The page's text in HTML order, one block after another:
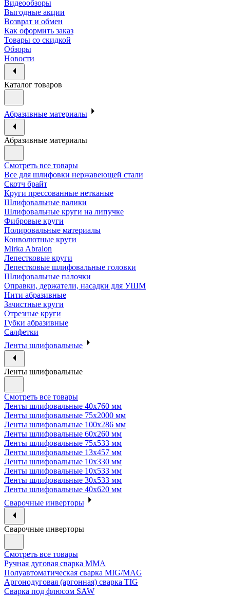
Видеообзоры
Выгодные акции
Возврат и обмен
Как оформить заказ
Товары со скидкой
Обзоры
Новости
Каталог товаров
Абразивные материалы
Абразивные материалы
Смотреть все товары
Все для шлифовки нержавеющей стали
Скотч брайт
Круги прессованные нетканые
Шлифовальные валики
Шлифовальные круги на липучке
Фибровые круги
Полировальные материалы
Конволютные круги
Mirka Abralon
Лепестковые круги
Лепестковые шлифовальные головки
Шлифовальные палочки
Оправки, держатели, насадки для УШМ
Нити абразивные
Зачистные круги
Отрезные круги
Губки абразивные
Салфетки
Ленты шлифовальные
Ленты шлифовальные
Смотреть все товары
Ленты шлифовальные 40х760 мм
Ленты шлифовальные 75х2000 мм
Ленты шлифовальные 100х286 мм
Ленты шлифовальные 60х260 мм
Ленты шлифовальные 75х533 мм
Ленты шлифовальные 13х457 мм
Ленты шлифовальные 10х330 мм
Ленты шлифовальные 10х533 мм
Ленты шлифовальные 30х533 мм
Ленты шлифовальные 40х620 мм
Сварочные инверторы
Сварочные инверторы
Смотреть все товары
Ручная дуговая сварка MMA
Полуавтоматическая сварка MIG/MAG
Аргонодуговая (аргонная) сварка TIG
Сварка под флюсом SAW